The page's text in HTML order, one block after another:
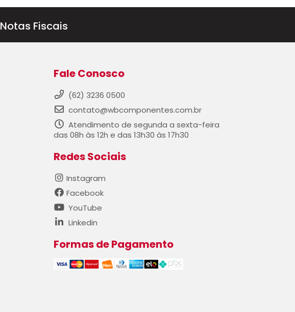
Notas Fiscais
Fale Conosco
(62) 3236 0500
contato@wbcomponentes.com.br
Atendimento de segunda a sexta-feira
das 08h às 12h e das 13h30 às 17h30
Redes Sociais
Instagram
Facebook
YouTube
Linkedin
Formas de Pagamento